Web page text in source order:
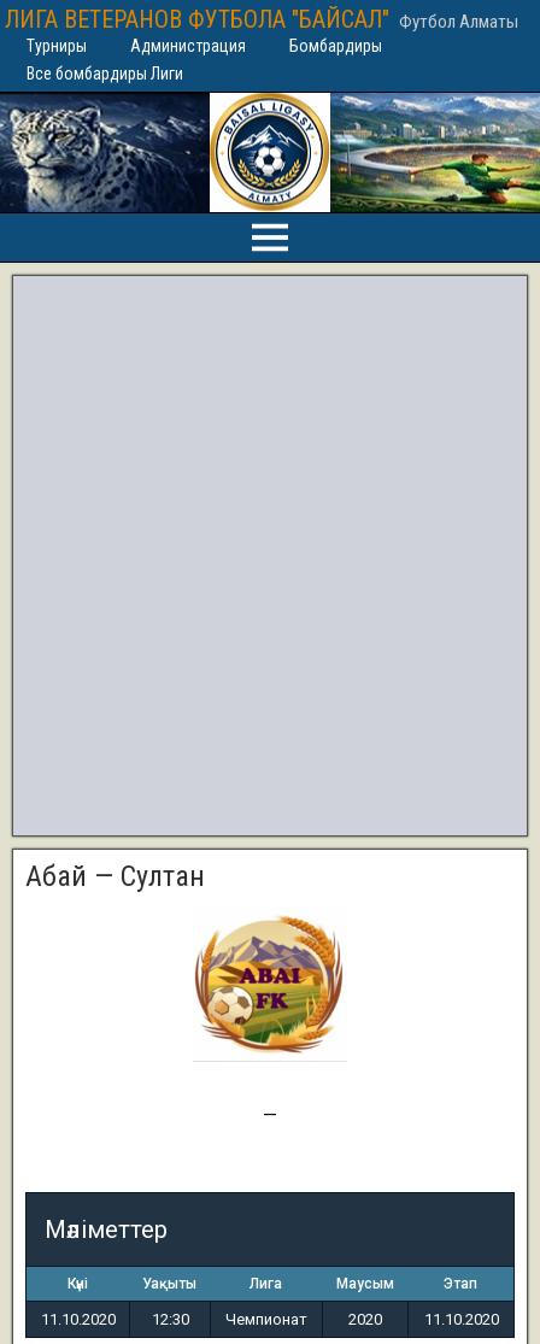
ЛИГА ВЕТЕРАНОВ ФУТБОЛА "БАЙСАЛ" Футбол Алматы
Турниры Администрация
Бомбардиры
Все бомбардиры Лиги
Абай — Султан
—
Мәліметтер
Күні Уақыты Лига Маусым Этап
11.10.2020 12:30 Чемпионат 2020 11.10.2020